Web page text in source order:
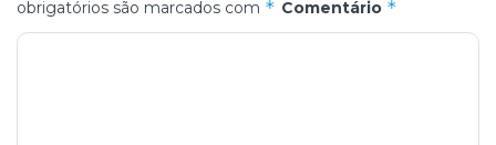
obrigatórios são marcados com * Comentário *